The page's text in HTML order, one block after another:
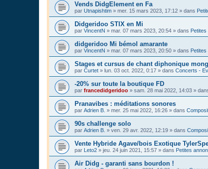
Vends DidgElement en Fa
par Utnapishtim » mer. 15 mars 2023, 17:12 » dans
Didgeridoo STIX en Mi
par VincentN » mar. 07 mars 2023, 20:54 » dans
didgeridoo Mi bémol amarante
par VincentN » mar. 07 mars 2023, 20:50 » dans
Stages et cursus de chant diphonique
par Curtet » lun. 03 oct. 2022, 0:17 » dans Concerts -
-20% sur toute la boutique FD
par francedidgeridoo » sam. 28 mai 2022, 14:03 »
Pranavibes : méditations sonores
par Adrien B. » mer. 25 mai 2022, 16:26 » dans
90s challenge solo
par Adrien B. » ven. 29 avr. 2022, 12:19 » dans
Vente Hybride Agave/bois Exotique
par Leto2 » jeu. 24 juin 2021, 15:57 » dans Petites
Air Didg - garanti sans bourdon !